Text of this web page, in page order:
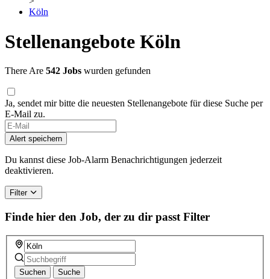
Köln
Stellenangebote Köln
There Are 542 Jobs wurden gefunden
Ja, sendet mir bitte die neuesten Stellenangebote für diese Suche per
E-Mail zu.
If
you
are
a
human,
this
field
Alert speichern
Du kannst diese Job-Alarm Benachrichtigungen jederzeit
deaktivieren.
Filter
Finde hier den Job, der zu dir passt Filter
Suchen Suche